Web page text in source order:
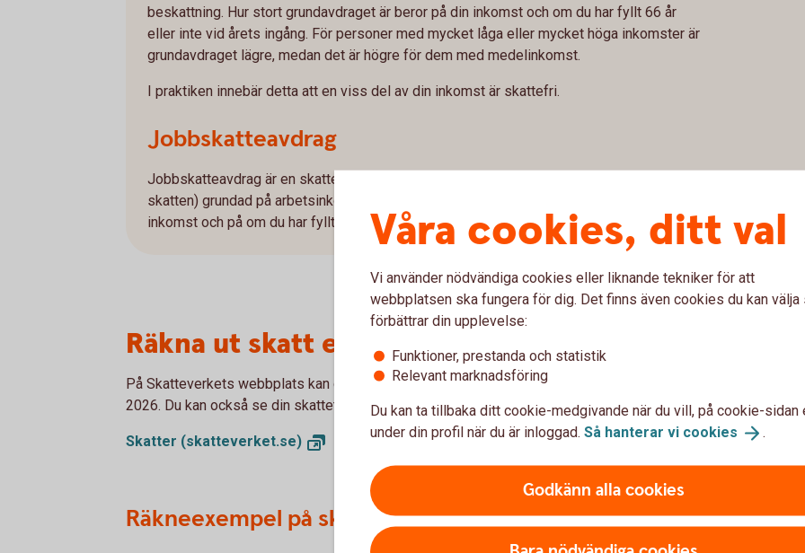
beskattning. Hur stort grundavdraget är beror på din inkomst och om du har fyllt 66 år
eller inte vid årets ingång. För personer med mycket låga eller mycket höga inkomster är
grundavdraget lägre, medan det är högre för dem med medelinkomst.
I praktiken innebär detta att en viss del av din inkomst är skattefri.
Jobbskatteavdrag
Jobbskatteavdrag är en skattelättnad i form av skattereduktion (det vill säga avdrag från
skatten) grundad på arbetsinkomst. Storleken på jobbskatteavdraget beror på din
inkomst och på om du har fyllt 66 år eller inte vid årets ingång.
Räkna ut skatt efter lön
På Skatteverkets webbplats kan du räkna ut vad du ska betala i skatt per månad under
2026. Du kan också se din skattetabell.
Skatter (skatteverket.se)
Räkneexempel på skatt
Våra cookies, ditt val
Vi använder nödvändiga cookies eller liknande tekniker för att
webbplatsen ska fungera för dig. Det finns även cookies du kan välja
förbättrar din upplevelse:
Funktioner, prestanda och statistik
Relevant marknadsföring
Du kan ta tillbaka ditt cookie-medgivande när du vill, på cookie-sidan
under din profil när du är inloggad. Så hanterar vi cookies .
Godkänn alla cookies